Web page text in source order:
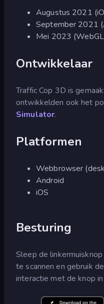
Augustus 2021
September 2021
Mei 2023
Ontwikkelaar
Traffic Cop 3D is
ontwikkelden ook het
Simulator.
Platformen
Webbrowser
Android
iOS
Besturing
Sleep de
te scannen en gebruik
interactie met de knop